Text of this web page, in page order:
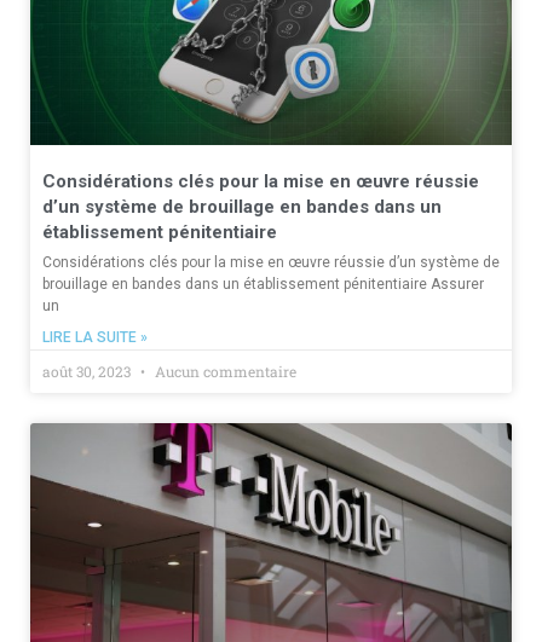
Considérations clés pour la mise en œuvre réussie
d’un système de brouillage en bandes dans un
établissement pénitentiaire
Considérations clés pour la mise en œuvre réussie d’un système de
brouillage en bandes dans un établissement pénitentiaire Assurer
un
LIRE LA SUITE »
août 30, 2023 Aucun commentaire